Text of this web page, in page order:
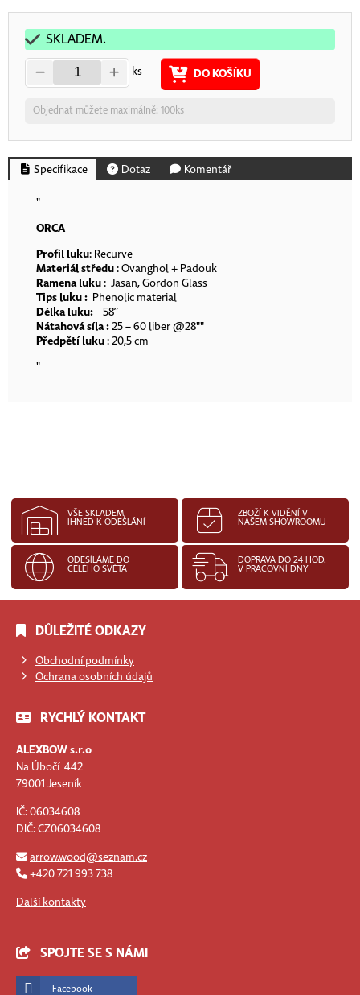
SKLADEM.
ks DO KOŠÍKU
Objednat můžete maximálně: 100ks
Specifikace Dotaz Komentář
"
ORCA
Profil luku: Recurve
Materiál středu: Ovanghol + Padouk
Ramena luku: Jasan, Gordon Glass
Tips luku : Phenolic material
Délka luku: 58”
Nátahová síla :25 – 60 liber @28""
Předpětí luku: 20,5 cm
"
VŠE SKLADEM,
IHNED K ODESLÁNÍ
ZBOŽÍ K VIDĚNÍ V
NAŠEM SHOWROOMU
ODESÍLÁME DO
CELÉHO SVĚTA
DOPRAVA DO 24 HOD.
V PRACOVNÍ DNY
DŮLEŽITÉ ODKAZY
Obchodní podmínky
Ochrana osobních údajů
RYCHLÝ KONTAKT
ALEXBOW s.r.o
Na Úbočí 442
79001 Jeseník
IČ: 06034608
DIČ: CZ06034608
arrow.wood@seznam.cz
+420 721 993 738
Další kontakty
SPOJTE SE S NÁMI
Facebook